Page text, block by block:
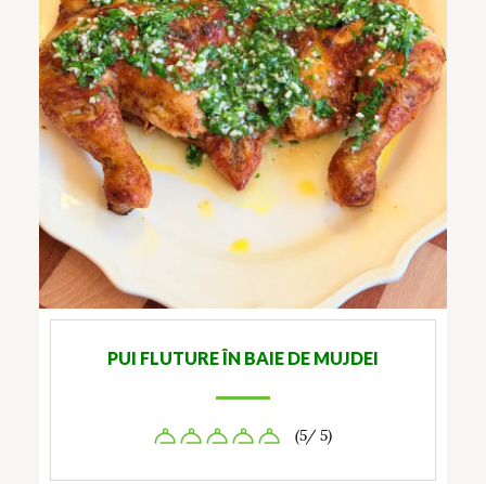
PUI FLUTURE ÎN BAIE DE MUJDEI
(5/ 5)